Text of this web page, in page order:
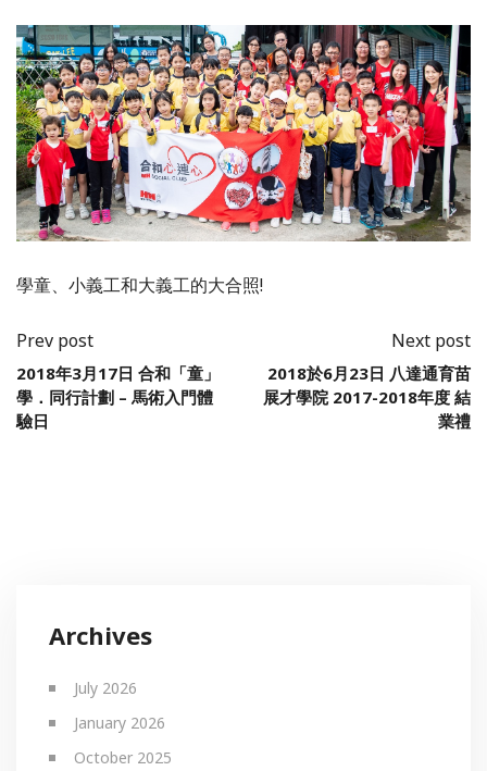
學童、小義工和大義工的大合照!
Prev post
2018年3月17日 合和「童」
學．同行計劃 – 馬術入門體
驗日
Next post
2018於6月23日 八達通育苗
展才學院 2017-2018年度 結
業禮
Archives
July 2026
January 2026
October 2025